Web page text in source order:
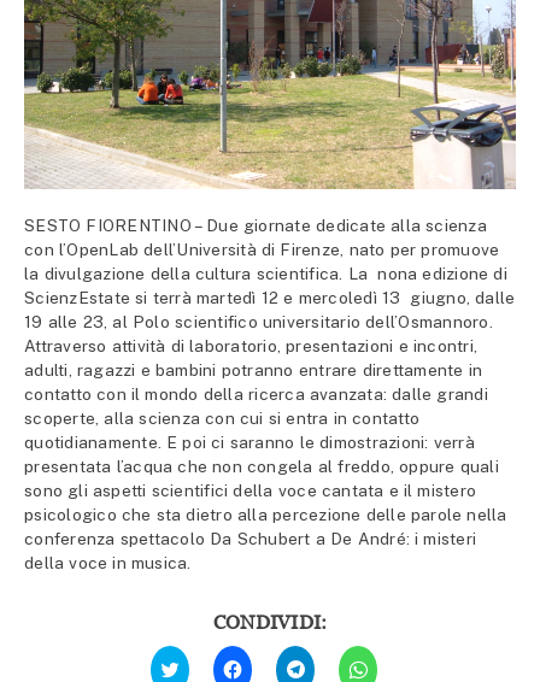
SESTO FIORENTINO – Due giornate dedicate alla scienza
con l’OpenLab dell’Università di Firenze, nato per promuove
la divulgazione della cultura scientifica. La nona edizione di
ScienzEstate si terrà martedì 12 e mercoledì 13 giugno, dalle
19 alle 23, al Polo scientifico universitario dell’Osmannoro.
Attraverso attività di laboratorio, presentazioni e incontri,
adulti, ragazzi e bambini potranno entrare direttamente in
contatto con il mondo della ricerca avanzata: dalle grandi
scoperte, alla scienza con cui si entra in contatto
quotidianamente. E poi ci saranno le dimostrazioni: verrà
presentata l’acqua che non congela al freddo, oppure quali
sono gli aspetti scientifici della voce cantata e il mistero
psicologico che sta dietro alla percezione delle parole nella
conferenza spettacolo Da Schubert a De André: i misteri
della voce in musica.
CONDIVIDI:
Fai
clic
Fai
clic
Fai
clic
Fai
clic